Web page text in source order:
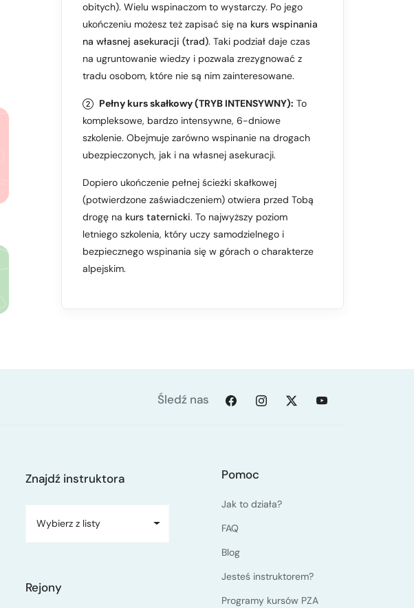
obitych). Wielu wspinaczom to wystarczy. Po jego
ukończeniu możesz też zapisać się na kurs wspinania
na własnej asekuracji (trad). Taki podział daje czas
na ugruntowanie wiedzy i pozwala zrezygnować z
tradu osobom, które nie są nim zainteresowane.
Pełny kurs skałkowy(TRYB INTENSYWNY): To
kompleksowe, bardzo intensywne, 6-dniowe
szkolenie. Obejmuje zarówno wspinanie na drogach
ubezpieczonych, jak i na własnej asekuracji.
Dopiero ukończenie pełnej ścieżki skałkowej
(potwierdzone zaświadczeniem) otwiera przed Tobą
drogę na kurs taternicki. To najwyższy poziom
letniego szkolenia, który uczy samodzielnego i
bezpiecznego wspinania się w górach o charakterze
alpejskim.
Śledź nas
Znajdź instruktora
Wybierz z listy
Rejony
Pomoc
Jak to działa?
FAQ
Blog
Jesteś instruktorem?
Programy kursów PZA